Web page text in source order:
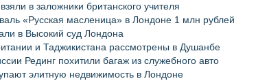
в заложники британского учителя
«Русская масленица» в Лондоне 1 млн рублей
в Высокий суд Лондона
и Таджикистана рассмотрены в Душанбе
Рединг похитили багаж из служебного авто
элитную недвижимость в Лондоне